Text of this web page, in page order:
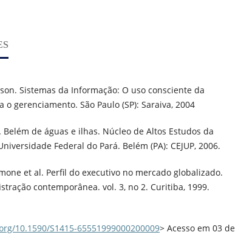
Sistemas da Informação: O uso consciente da
o gerenciamento. São Paulo (SP): Saraiva, 2004
Belém de águas e ilhas. Núcleo de Altos Estudos da
Federal do Pará. Belém (PA): CEJUP, 2006.
et al. Perfil do executivo no mercado globalizado.
contemporânea. vol. 3, no 2. Curitiba, 1999.
10.1590/S1415-65551999000200009> Acesso em 03 de